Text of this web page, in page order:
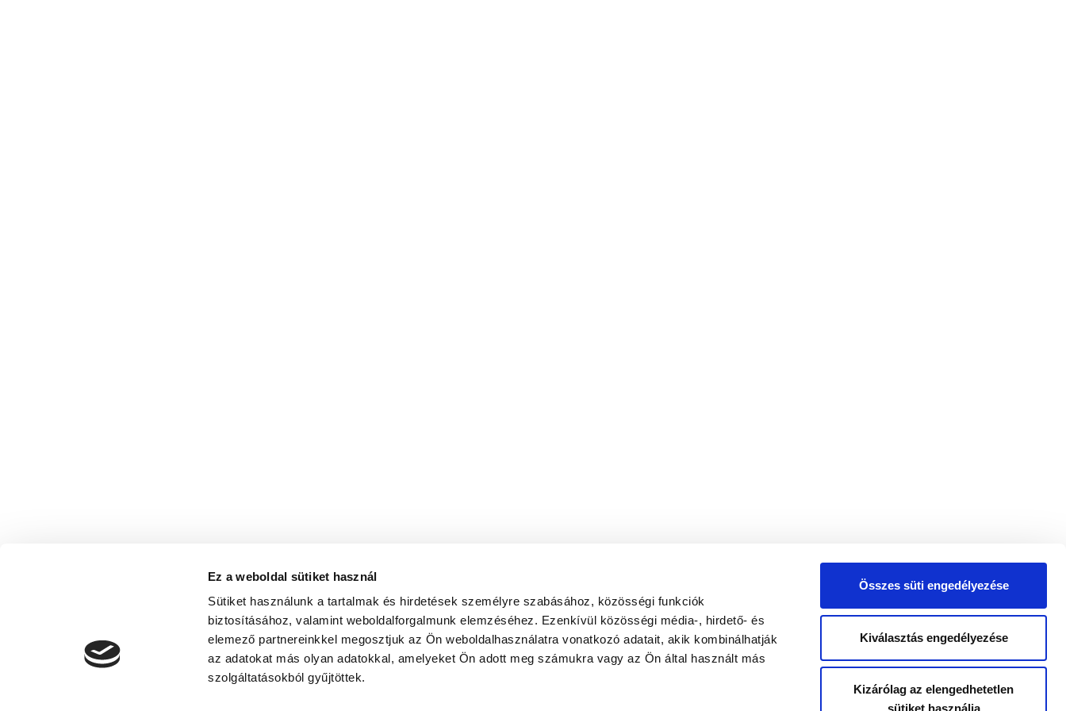
Ez a weboldal sütiket használ
Sütiket használunk a tartalmak és hirdetések személyre szabásához, közösségi funkciók
biztosításához, valamint weboldalforgalmunk elemzéséhez. Ezenkívül közösségi média-, hirdető- és
elemező partnereinkkel megosztjuk az Ön weboldalhasználatra vonatkozó adatait, akik kombinálhatják
az adatokat más olyan adatokkal, amelyeket Ön adott meg számukra vagy az Ön által használt más
szolgáltatásokból gyűjtöttek.
Összes süti engedélyezése
Kiválasztás engedélyezése
Kizárólag az elengedhetetlen
sütiket használja